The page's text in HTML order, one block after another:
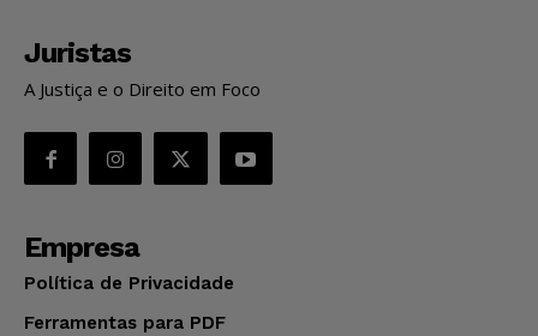
Juristas
A Justiça e o Direito em Foco
Empresa
Política de Privacidade
Ferramentas para PDF